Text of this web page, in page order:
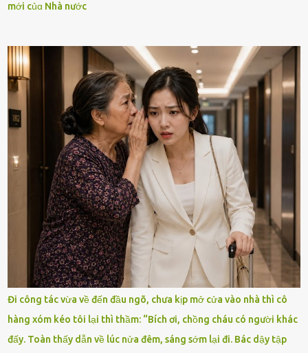
mới củɑ Nhà nước
Đi công tác vừa về đến đầu ngõ, chưa kịp mở cửa vào nhà thì cô
hàng xóm kéo tôi lại thì thầm: “Bích ơi, chồng cháu có người khác
đấy. Toàn thấy dẫn về lúc nửa đêm, sáng sớm lại đi. Bác dậy tập